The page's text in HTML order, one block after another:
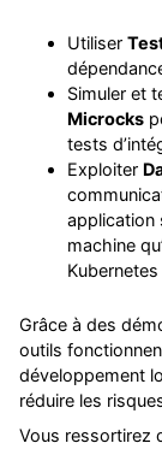
Utiliser
Simuler et
Microcks
tests
Exploiter
application
machine
Grâce à des
outils
développement
réduire les
Vous ressortirez